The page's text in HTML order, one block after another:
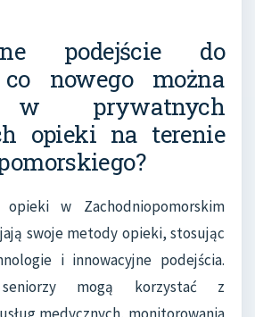
podejście do
nowego można
w prywatnych
opieki na terenie
w Zachodniopomorskim
swoje metody opieki, stosując
i innowacyjne podejścia.
mogą korzystać z